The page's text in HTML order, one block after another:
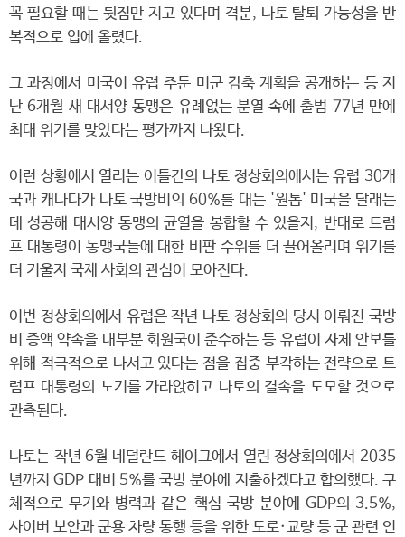
꼭 필요할 때는 뒷짐만 지고 있다며 격분, 나토 탈퇴 가능성을 반
복적으로 입에 올렸다.
그 과정에서 미국이 유럽 주둔 미군 감축 계획을 공개하는 등 지
난 6개월 새 대서양 동맹은 유례없는 분열 속에 출범 77년 만에
최대 위기를 맞았다는 평가까지 나왔다.
이런 상황에서 열리는 이틀간의 나토 정상회의에서는 유럽 30개
국과 캐나다가 나토 국방비의 60%를 대는 '원톱' 미국을 달래는
데 성공해 대서양 동맹의 균열을 봉합할 수 있을지, 반대로 트럼
프 대통령이 동맹국들에 대한 비판 수위를 더 끌어올리며 위기를
더 키울지 국제 사회의 관심이 모아진다.
이번 정상회의에서 유럽은 작년 나토 정상회의 당시 이뤄진 국방
비 증액 약속을 대부분 회원국이 준수하는 등 유럽이 자체 안보를
위해 적극적으로 나서고 있다는 점을 집중 부각하는 전략으로 트
럼프 대통령의 노기를 가라앉히고 나토의 결속을 도모할 것으로
관측된다.
나토는 작년 6월 네덜란드 헤이그에서 열린 정상회의에서 2035
년까지 GDP 대비 5%를 국방 분야에 지출하겠다고 합의했다. 구
체적으로 무기와 병력과 같은 핵심 국방 분야에 GDP의 3.5%,
사이버 보안과 군용 차량 통행 등을 위한 도로·교량 등 군 관련 인